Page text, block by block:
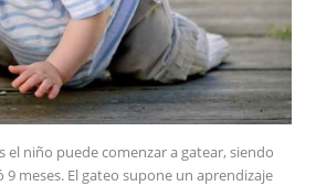
el niño puede comenzar a gatear, siendo
meses. El gateo supone un aprendizaje